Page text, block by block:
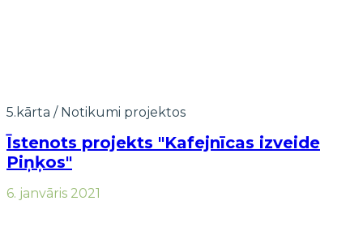
5.kārta / Notikumi projektos
Īstenots projekts "Kafejnīcas izveide
Piņķos"
6. janvāris 2021